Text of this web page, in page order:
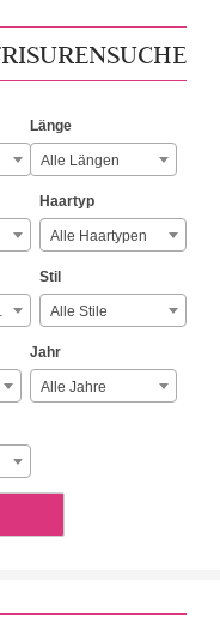
Länge
Alle Längen
Haartyp
Alle Haartypen
Stil
Alle Stile
Jahr
Alle Jahre